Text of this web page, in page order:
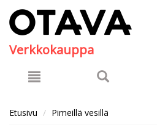
Verkkokauppa
Etusivu Pimeillä vesillä